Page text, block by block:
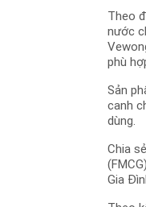
Theo
nước
phù
Sản
canh
dùng.
Chia
Gia